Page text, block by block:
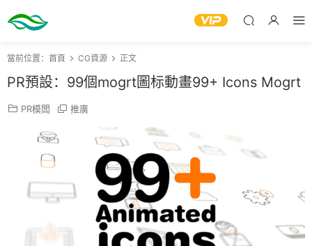
當前位置： 首頁 CG資源 正文
PR預設：99個mogrt圖标動畫99+ Icons Mogrt
PR模闆 推廣